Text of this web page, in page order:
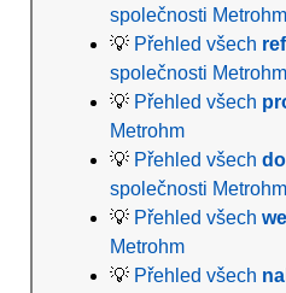
společnosti Metrohm
💡 Přehled všech
společnosti Metrohm
💡 Přehled všech
Metrohm
💡 Přehled všech
společnosti Metrohm
💡 Přehled všech
Metrohm
💡 Přehled všech